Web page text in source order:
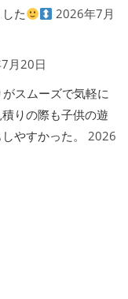
た
2026年7月
月20日
スムーズで気軽に
りの際も子供の遊
やすかった。
2026